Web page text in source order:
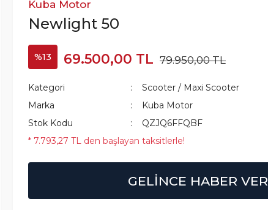
Kuba Motor
Newlight 50
%13 69.500,00 TL 79.950,00 TL
Kategori
Scooter / Maxi Scooter
Marka
Kuba Motor
Stok Kodu
QZJQ6FFQBF
* 7.793,27 TL den başlayan taksitlerle!
GELİNCE HABER VER